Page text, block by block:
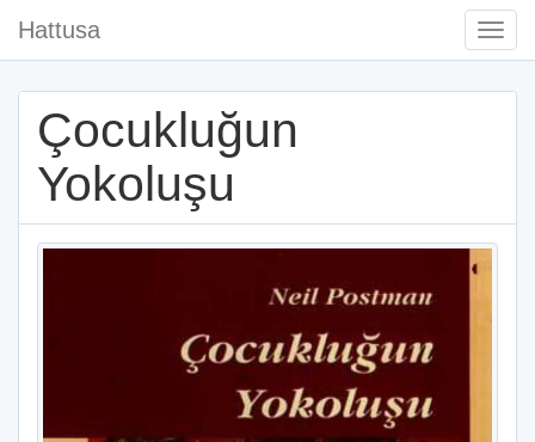
Hattusa
Çocukluğun
Yokoluşu